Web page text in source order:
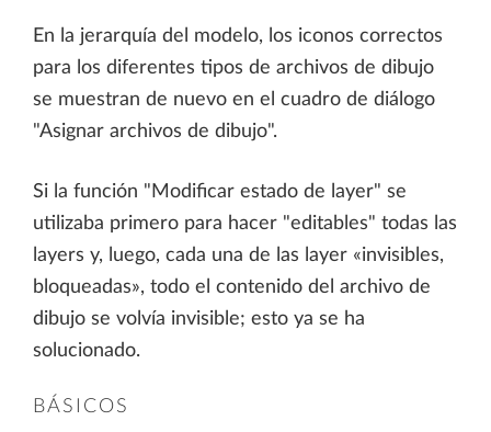
En la jerarquía del modelo, los iconos correctos
para los diferentes tipos de archivos de dibujo
se muestran de nuevo en el cuadro de diálogo
"Asignar archivos de dibujo".
Si la función "Modificar estado de layer" se
utilizaba primero para hacer "editables" todas las
layers y, luego, cada una de las layer «invisibles,
bloqueadas», todo el contenido del archivo de
dibujo se volvía invisible; esto ya se ha
solucionado.
BÁSICOS